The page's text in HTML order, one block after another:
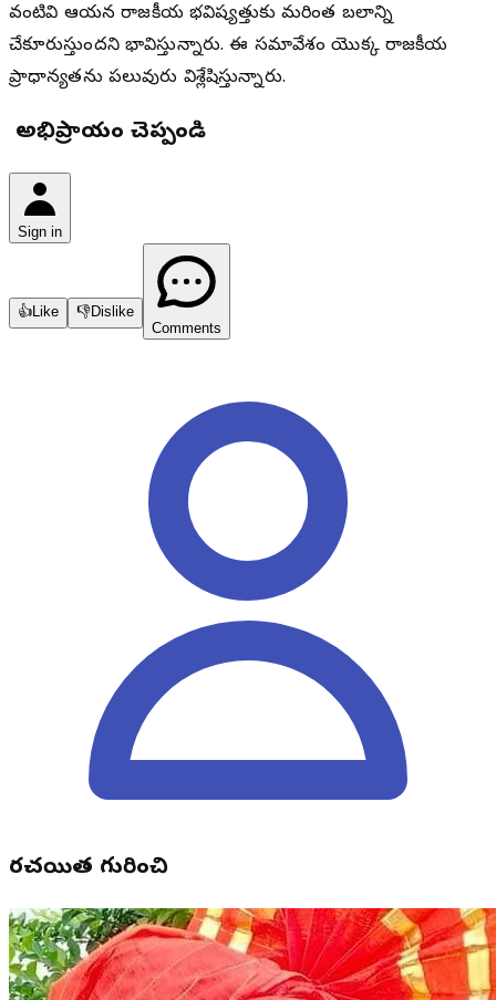
వంటివి ఆయన రాజకీయ భవిష్యత్తుకు మరింత బలాన్ని
చేకూరుస్తుందని భావిస్తున్నారు. ఈ సమావేశం యొక్క రాజకీయ
ప్రాధాన్యతను పలువురు విశ్లేషిస్తున్నారు.
మీ అభిప్రాయం చెప్పండి
Sign in
👍 Like 👎Dislike
Comments
రచయిత గురించి